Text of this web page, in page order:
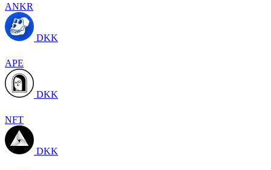
ANKR
DKK
APE
DKK
NFT
DKK